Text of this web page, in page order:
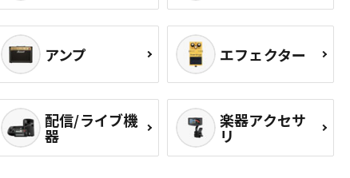
アンプ エフェクター
配信/ライブ機
器
楽器アクセサ
リ